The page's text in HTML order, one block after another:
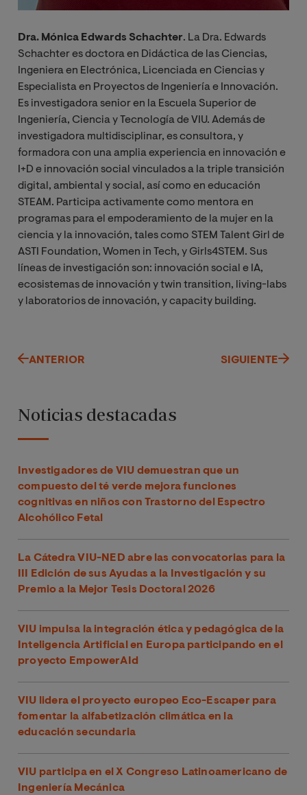
Dra. Mónica Edwards Schachter. La Dra. Edwards
Schachter es doctora en Didáctica de las Ciencias,
Ingeniera en Electrónica, Licenciada en Ciencias y
Especialista en Proyectos de Ingeniería e Innovación.
Es investigadora senior en la Escuela Superior de
Ingeniería, Ciencia y Tecnología de VIU. Además de
investigadora multidisciplinar, es consultora, y
formadora con una amplia experiencia en innovación e
I+D e innovación social vinculados a la triple transición
digital, ambiental y social, así como en educación
STEAM. Participa activamente como mentora en
programas para el empoderamiento de la mujer en la
ciencia y la innovación, tales como STEM Talent Girl de
ASTI Foundation, Women in Tech, y Girls4STEM. Sus
líneas de investigación son: innovación social e IA,
ecosistemas de innovación y twin transition, living-labs
y laboratorios de innovación, y capacity building.
ANTERIOR SIGUIENTE
Noticias destacadas
Investigadores de VIU demuestran que un
compuesto del té verde mejora funciones
cognitivas en niños con Trastorno del Espectro
Alcohólico Fetal
La Cátedra VIU-NED abre las convocatorias para la
III Edición de sus Ayudas a la Investigación y su
Premio a la Mejor Tesis Doctoral 2026
VIU impulsa la integración ética y pedagógica de la
Inteligencia Artificial en Europa participando en el
proyecto EmpowerAId
VIU lidera el proyecto europeo Eco-Escaper para
fomentar la alfabetización climática en la
educación secundaria
VIU participa en el X Congreso Latinoamericano de
Ingeniería Mecánica